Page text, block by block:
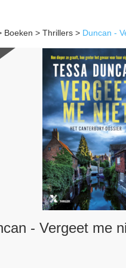
Boeken > Thrillers > Duncan -
- Vergeet me